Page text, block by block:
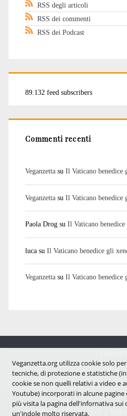
RSS degli articoli
RSS dei commenti
RSS dei Podcast
89.132 feed subscribers
Commenti recenti
Veganzettasu Il Vaticano benedice
Veganzettasu Il Vaticano benedice
Paola Drogsu Il Vaticano
lucasu Il Vaticano benedice gli
Veganzettasu Il Vaticano benedice
Notizie dal mondo
Copyright © 2007 - 2026 |
Veganzetta.org utilizza cookie solo
tecniche, di protezione e statistiche
cookie se non quelli relativi a video e
Youtube) incorporati in alcune pagine
più visita la pagina dell'infornativa sui
un'indole molto riservata.